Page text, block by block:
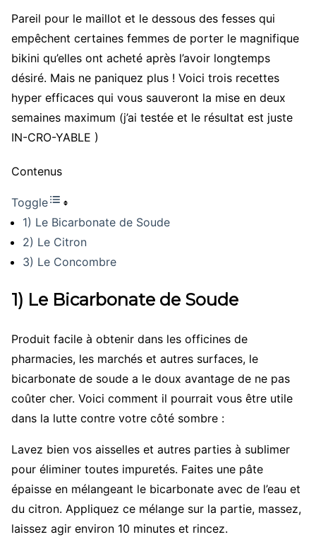
Pareil pour le maillot et le dessous des fesses qui
empêchent certaines femmes de porter le magnifique
bikini qu’elles ont acheté après l’avoir longtemps
désiré. Mais ne paniquez plus ! Voici trois recettes
hyper efficaces qui vous sauveront la mise en deux
semaines maximum (j’ai testée et le résultat est juste
IN-CRO-YABLE )
Contenus
Toggle
1) Le Bicarbonate de Soude
2) Le Citron
3) Le Concombre
1) Le Bicarbonate de Soude
Produit facile à obtenir dans les officines de
pharmacies, les marchés et autres surfaces, le
bicarbonate de soude a le doux avantage de ne pas
coûter cher. Voici comment il pourrait vous être utile
dans la lutte contre votre côté sombre :
Lavez bien vos aisselles et autres parties à sublimer
pour éliminer toutes impuretés. Faites une pâte
épaisse en mélangeant le bicarbonate avec de l’eau et
du citron. Appliquez ce mélange sur la partie, massez,
laissez agir environ 10 minutes et rincez.